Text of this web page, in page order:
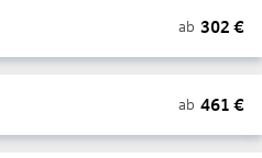
ab 302 €
ab 461 €